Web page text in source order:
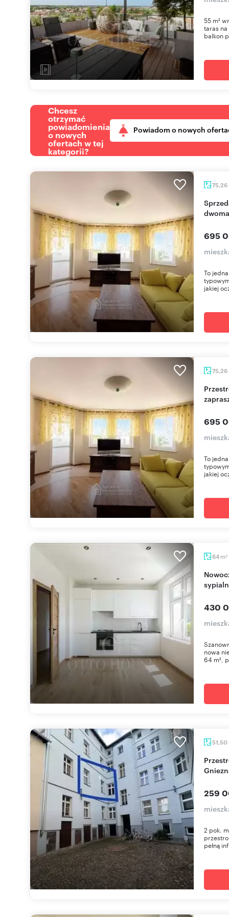
55 m²
taras
balkon
Chcesz
otrzymać
powiadomienia
o nowych
ofertach w tej
kategorii?
Powiadom o nowych
75,26
Sprzedam przestronne 75 m² mieszkanie z
695
To
jakiej
75,26
Przestronne 75 m² z 2 balkonami w Gnieźnie -
695
To
jakiej
64 m2
Nowoczesne 64 m² po remoncie w Gnieźnie (2
430
nowa
64 m²,
51,50
Przestronne 2-pokojowe mieszkanie w centrum
259
2 pok.
pełną